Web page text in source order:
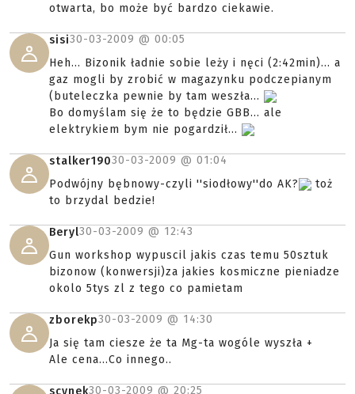
otwarta, bo może być bardzo ciekawie.
sisi30-03-2009 @ 00:05
Heh... Bizonik ładnie sobie leży i nęci (2:42min)... a
gaz mogli by zrobić w magazynku podczepianym
(buteleczka pewnie by tam weszła...
Bo domyślam się że to będzie GBB... ale
elektrykiem bym nie pogardził...
stalker19030-03-2009 @ 01:04
Podwójny bębnowy-czyli ''siodłowy''do AK?
toż
to brzydal bedzie!
Beryl30-03-2009 @ 12:43
Gun workshop wypuscil jakis czas temu 50sztuk
bizonow (konwersji)za jakies kosmiczne pieniadze
okolo 5tys zl z tego co pamietam
zborekp30-03-2009 @ 14:30
Ja się tam ciesze że ta Mg-ta wogóle wyszła +
Ale cena...Co innego..
scynek30-03-2009 @ 20:25